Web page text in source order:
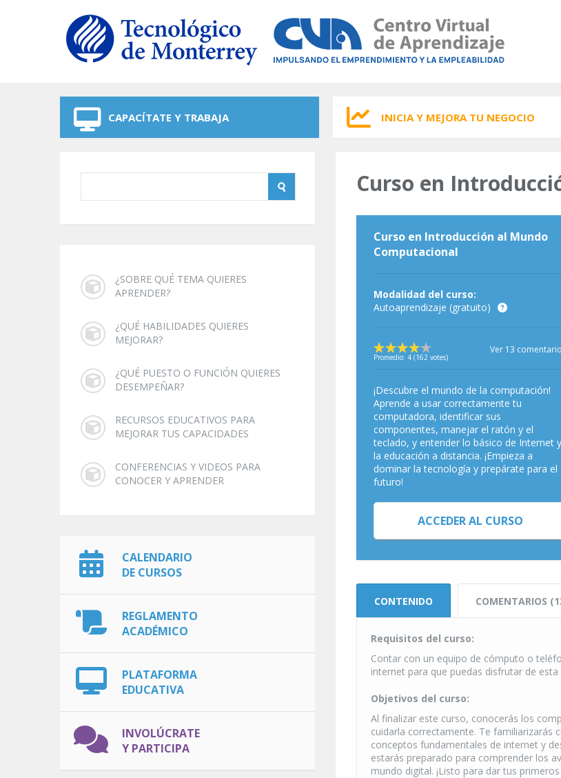
CAPACÍTATE Y TRABAJA INICIA Y MEJORA TU NEGOCIO
¿SOBRE QUÉ TEMA QUIERES
APRENDER?
¿QUÉ HABILIDADES QUIERES
MEJORAR?
¿QUÉ PUESTO O FUNCIÓN QUIERES
DESEMPEÑAR?
RECURSOS EDUCATIVOS PARA
MEJORAR TUS CAPACIDADES
CONFERENCIAS Y VIDEOS PARA
CONOCER Y APRENDER
CALENDARIO
DE CURSOS
REGLAMENTO
ACADÉMICO
PLATAFORMA
EDUCATIVA
INVOLÚCRATE
Y PARTICIPA
Curso en
Curso en Introducción al Mundo
Computacional
Modalidad del curso:
Autoaprendizaje (gratuito)
Promedio: 4 (162 votes)
Ver 13
¡Descubre el mundo de la computación!
Aprende a usar correctamente tu
computadora, identificar sus
componentes, manejar el ratón y el
teclado, y entender lo básico de Internet y
la educación a distancia. ¡Empieza a
dominar la tecnología y prepárate para el
futuro!
ACCEDER AL CURSO
CONTENIDO COMENTARIOS
Requisitos del curso:
Contar con un equipo de cómputo o
internet para que puedas disfrutar de esta
Objetivos del curso:
Al finalizar este curso, conocerás los
cuidarla correctamente. Te familiarizarás
conceptos fundamentales de internet y
estarás preparado para comprender los
mundo digital. ¡Listo para dar tus